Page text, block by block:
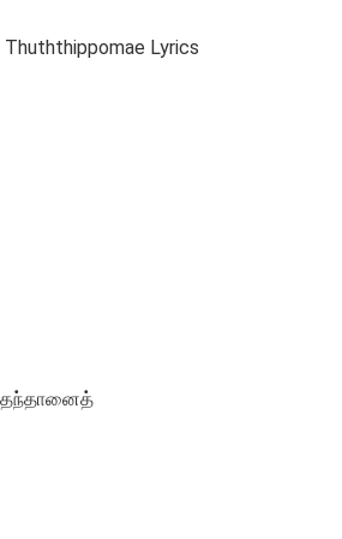
Lyrics
தந்தானைத்